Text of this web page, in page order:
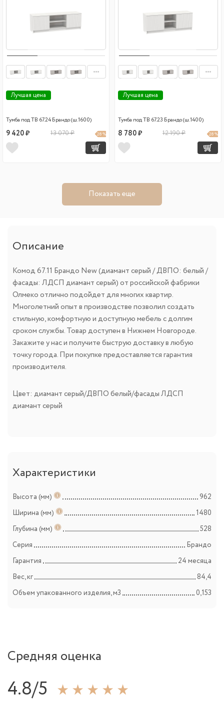
Лучшая цена
Тумба под ТВ 67.24 Брандо (ш.1600)
9 420 ₽ 13 070 ₽ 28 %
Лучшая цена
Тумба под ТВ 67.23 Брандо (ш.1400)
8 780 ₽ 12 190 ₽ 28 %
Показать еще
Описание
Комод 67.11 Брандо New (диамант серый / ДВПО: белый /
фасады: ЛДСП диамант серый) от российской фабрики
Олмеко отлично подойдет для многих квартир.
Многолетний опыт в производстве позволил создать
стильную, комфортную и доступную мебель с долгим
сроком службы. Товар доступен в Нижнем Новгороде.
Закажите у нас и получите быструю доставку в любую
точку города. При покупке предоставляется гарантия
производителя.
Цвет: диамант серый/ДВПО белый/фасады ЛДСП
диамант серый
Характеристики
Высота (мм)
962
Ширина (мм)
1480
Глубина (мм)
528
Серия
Брандо
Гарантия
24 месяца
Вес, кг
84,4
Объем упакованного изделия, м3
0,153
Средняя оценка
4.8/5